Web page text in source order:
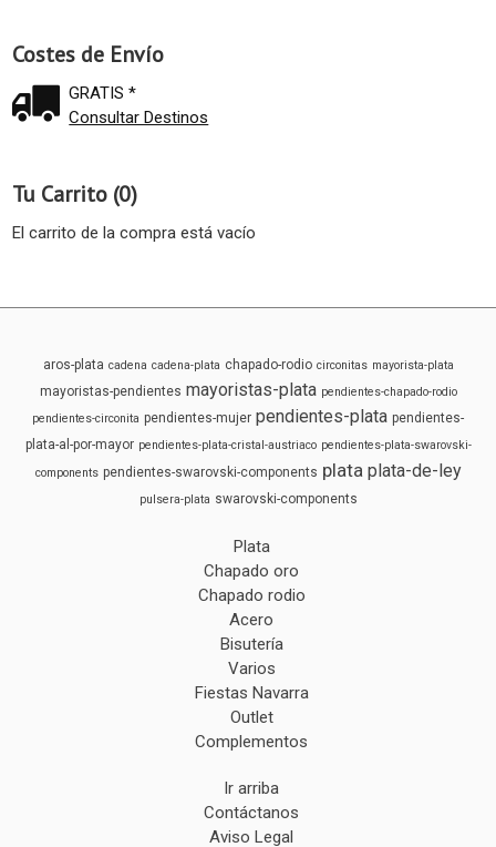
Costes de Envío
GRATIS *
Consultar Destinos
Tu Carrito (0)
El carrito de la compra está vacío
aros-plata cadena cadena-plata chapado-rodio circonitas mayorista-plata
mayoristas-pendientes mayoristas-plata pendientes-chapado-rodio
pendientes-circonita pendientes-mujer pendientes-plata pendientes-
plata-al-por-mayor pendientes-plata-cristal-austriaco pendientes-plata-swarovski-
components pendientes-swarovski-components plata plata-de-ley
pulsera-plata swarovski-components
Plata
Chapado oro
Chapado rodio
Acero
Bisutería
Varios
Fiestas Navarra
Outlet
Complementos
Ir arriba
Contáctanos
Aviso Legal